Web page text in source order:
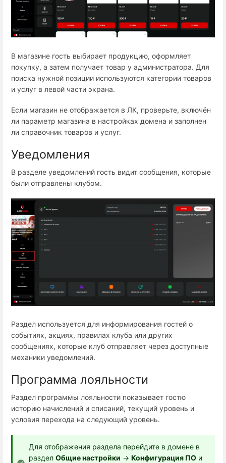
В магазине гость выбирает продукцию, оформляет
покупку, а затем получает товар у администратора. Для
поиска нужной позиции используются категории товаров
и услуг в левой части экрана.
Если магазин не отображается в ЛК, проверьте, включён
ли параметр магазина в настройках домена и заполнен
ли справочник товаров и услуг.
Уведомления
В разделе уведомлений гость видит сообщения, которые
были отправлены клубом.
Раздел используется для информирования гостей о
событиях, акциях, правилах клуба или других
сообщениях, которые клуб отправляет через доступные
механики уведомлений.
Программа лояльности
Раздел программы лояльности показывает гостю
историю начислений и списаний, текущий уровень и
условия перехода на следующий уровень.
Для отображения раздела перейдите в домене в
раздел Общие настройки → Конфигурация ПО и